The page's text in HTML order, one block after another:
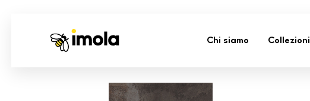
Chi siamo Collezioni